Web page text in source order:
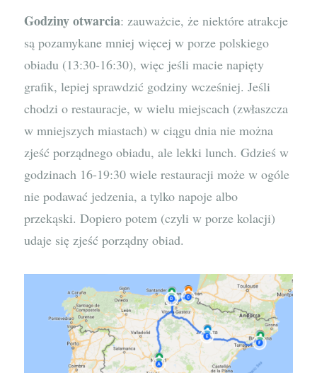
Godziny otwarcia: zauważcie, że niektóre atrakcje
są pozamykane mniej więcej w porze polskiego
obiadu (13:30-16:30), więc jeśli macie napięty
grafik, lepiej sprawdzić godziny wcześniej. Jeśli
chodzi o restauracje, w wielu miejscach (zwłaszcza
w mniejszych miastach) w ciągu dnia nie można
zjeść porządnego obiadu, ale lekki lunch. Gdzieś w
godzinach 16-19:30 wiele restauracji może w ogóle
nie podawać jedzenia, a tylko napoje albo
przekąski. Dopiero potem (czyli w porze kolacji)
udaje się zjeść porządny obiad.